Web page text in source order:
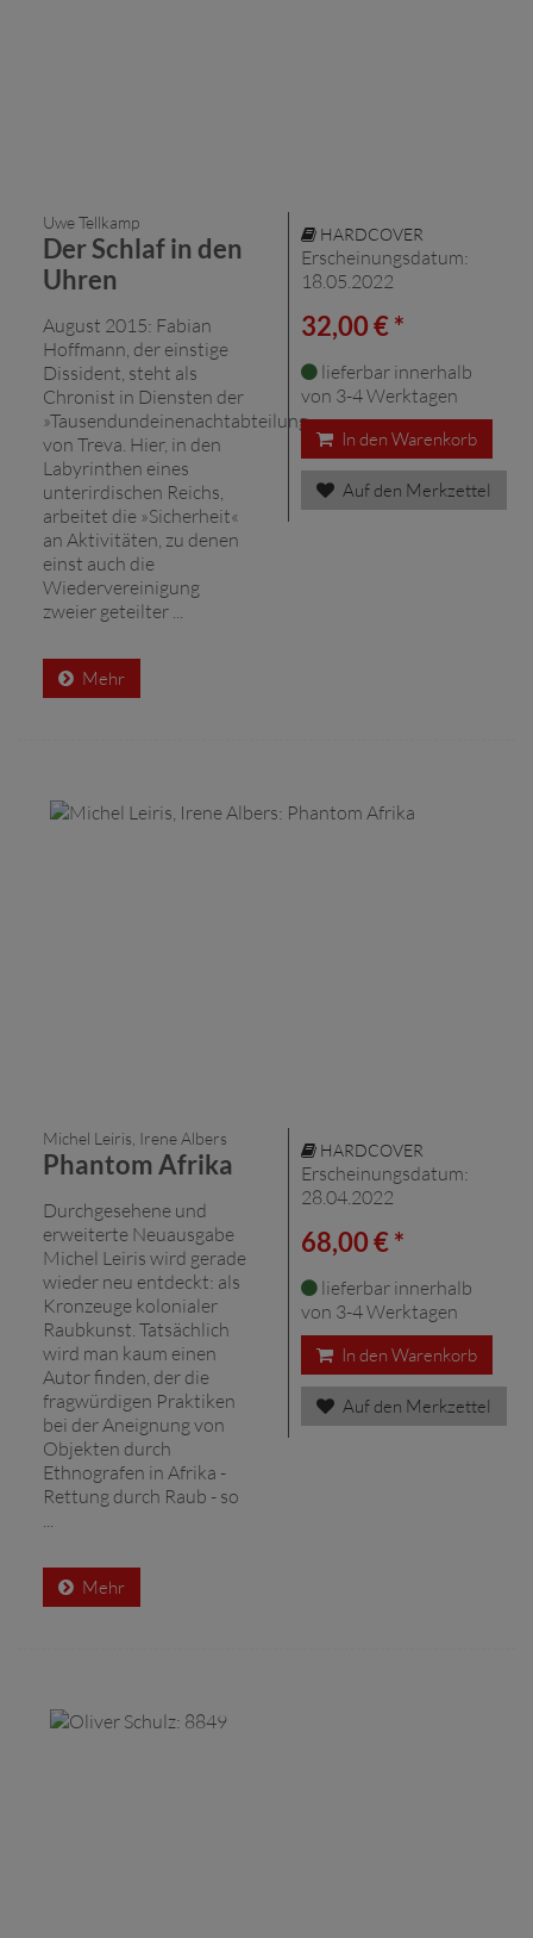
Uwe Tellkamp
Der Schlaf in den
Uhren
August 2015: Fabian
Hoffmann, der einstige
Dissident, steht als
Chronist in Diensten der
»Tausendundeinenachtabteilung«
von Treva. Hier, in den
Labyrinthen eines
unterirdischen Reichs,
arbeitet die »Sicherheit«
an Aktivitäten, zu denen
einst auch die
Wiedervereinigung
zweier geteilter ...
Mehr
HARDCOVER
Erscheinungsdatum:
18.05.2022
32,00 € *
lieferbar innerhalb
von 3-4 Werktagen
In den Warenkorb
Auf den Merkzettel
Michel Leiris, Irene Albers
Phantom Afrika
Durchgesehene und
erweiterte Neuausgabe
Michel Leiris wird gerade
wieder neu entdeckt: als
Kronzeuge kolonialer
Raubkunst. Tatsächlich
wird man kaum einen
Autor finden, der die
fragwürdigen Praktiken
bei der Aneignung von
Objekten durch
Ethnografen in Afrika -
Rettung durch Raub - so
Mehr
HARDCOVER
Erscheinungsdatum:
28.04.2022
68,00 € *
lieferbar innerhalb
von 3-4 Werktagen
In den Warenkorb
Auf den Merkzettel